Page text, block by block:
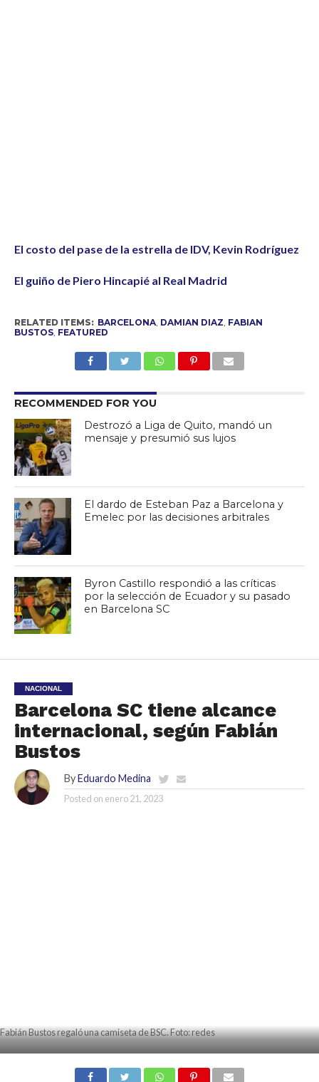
El costo del pase de la estrella de IDV, Kevin Rodríguez
El guiño de Piero Hincapié al Real Madrid
RELATED ITEMS: BARCELONA, DAMIAN DIAZ FABIAN
BUSTOS, FEATURED
RECOMMENDED FOR YOU
Destrozó a Liga de Quito, mandó un
mensaje y presumió sus lujos
El dardo de Esteban Paz a Barcelona y
Emelec por las decisiones arbitrales
Byron Castillo respondió a las críticas
por la selección de Ecuador y su pasado
en Barcelona SC
NACIONAL
Barcelona SC tiene alcance
internacional, según Fabián
Bustos
By Eduardo Medina
Posted on enero 21, 2023
Fabián Bustos regaló una camiseta de BSC. Foto: redes